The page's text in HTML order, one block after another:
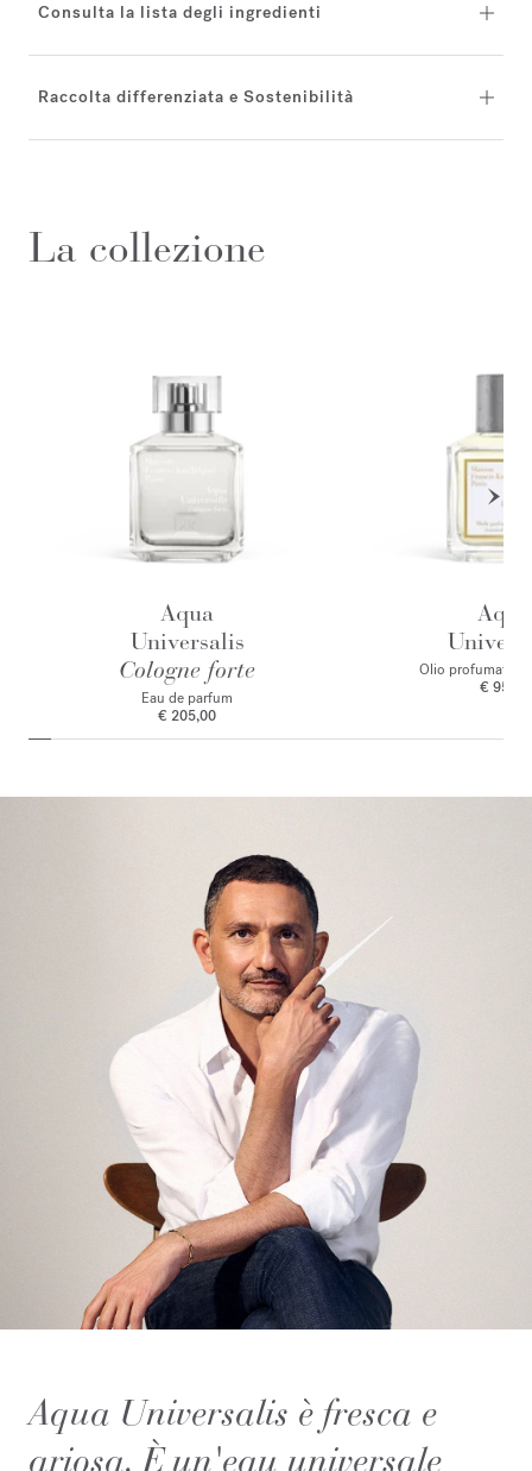
Consulta la lista degli ingredienti
Raccolta differenziata e Sostenibilità
La collezione
Aqua
Universalis
Cologne forte
Eau de parfum
€ 205,00
Aqua
Olio profumato
€ 95,00
Aqua Universalis è fresca e
ariosa. È un'eau universale